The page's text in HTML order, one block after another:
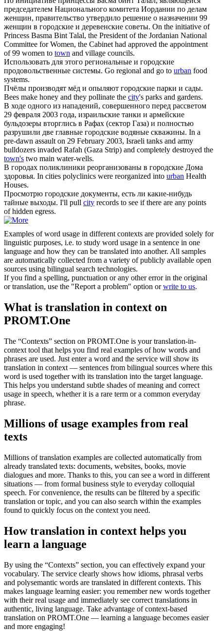
председателем Национального комитета Иордании по делам
женщин, правительство утвердило решение о назначении 99
женщин в городские и деревенские советы. On the initiative of
Princess Basma Bint Talal, the President of the Jordanian National
Committee for Women, the Cabinet had approved the appointment
of 99 women to town and village councils.
Использовать для этого региональные и городские
продовольственные системы. Go regional and go to urban food
systems.
Пчёлы производят мёд и опыляют городские парки и сады.
Bees make honey and they pollinate the city's parks and gardens.
В ходе одного из нападений, совершенного перед рассветом
29 февраля 2003 года, израильские танки и армейские
бульдозеры вторглись в Рафах (сектор Газа) и полностью
разрушили две главные городские водяные скважины. In a
pre-dawn assault on 29 February 2003, Israeli tanks and army
bulldozers invaded Rafah (Gaza Strip) and completely destroyed the
town's two main water-wells.
В городах поликлиники реорганизованы в городские Дома
здоровья. In cities polyclinics were reorganized into urban Health
Houses.
Просмотрю городские документы, есть ли какие-нибудь
тайные выходы. I'll pull city records to see if there are any points
of hidden egress.
Examples of word usage in different contexts are provided solely for
linguistic purposes, i.e. to study word usage in a sentence in one
language and how they can be translated into another. All samples
are automatically collected from a variety of publicly available open
sources using bilingual search technologies.
If you find a spelling, punctuation or any other error in the original
or translation, use the "Report a problem" option orwrite to us.
What is translation in context on
PROMT.One
The “Contexts” section on PROMT.One is your translation-in-
context tool that helps you find real examples of how words and
phrases are used. Just enter a word and the service will show its
translation in context — sentences from bilingual sources where this
word is used together with its translation into the target language.
This helps you understand subtle shades of meaning and correct
usage in speech, whether it is a rare term or a common everyday
phrase.
Millions of usage examples from real
texts
Millions of translation examples are collected automatically from
already translated texts: documents, websites, books, movie
dialogues and more. Thanks to this, you can see a word in different
situations — from formal business style to everyday colloquial
speech. For convenience, the results can be filtered by a specific
translation or topic, and you can also search within the examples
found to quickly focus on the context you need.
How translation in context helps you
learn a language
By using the “Contexts” section, you can effectively expand your
vocabulary. The service clearly shows how idioms, phrasal verbs
and polysemantic words are translated in different contexts. This
makes language learning easier: you remember new words together
with their real usage and immediately see correct translations in
authentic, living language. Take advantage of context-based
translation on PROMT.One — learning a language becomes easier
and more engaging!